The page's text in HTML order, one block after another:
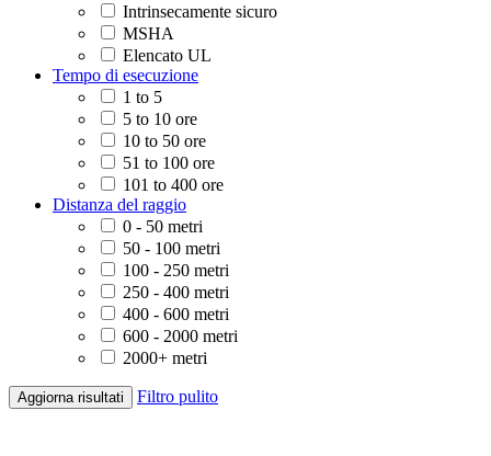
Intrinsecamente sicuro
MSHA
Elencato UL
Tempo di esecuzione
1 to 5
5 to 10 ore
10 to 50 ore
51 to 100 ore
101 to 400 ore
Distanza del raggio
0 - 50 metri
50 - 100 metri
100 - 250 metri
250 - 400 metri
400 - 600 metri
600 - 2000 metri
2000+ metri
Aggiorna risultati Filtro pulito